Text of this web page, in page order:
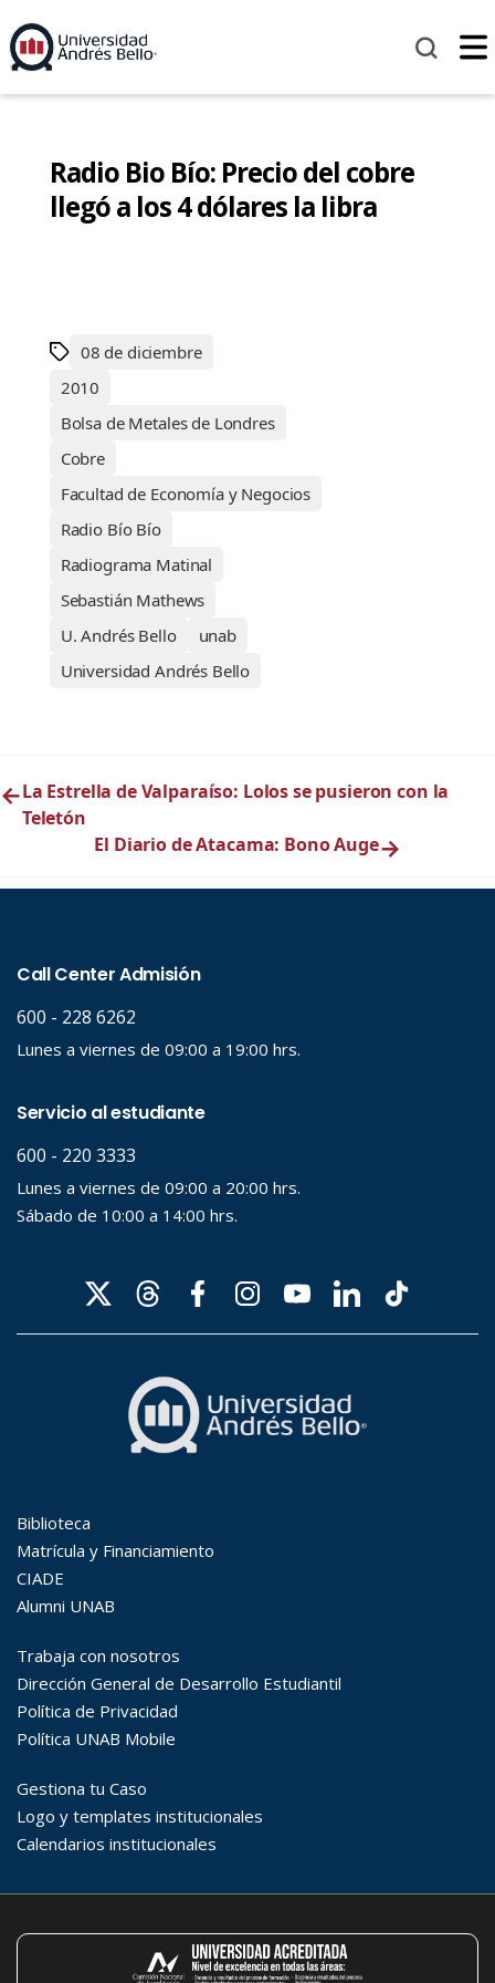
Radio Bio Bío: Precio del cobre
llegó a los 4 dólares la libra
08 de diciembre
2010
Bolsa de Metales de Londres
Cobre
Facultad de Economía y Negocios
Radio Bío Bío
Radiograma Matinal
Sebastián Mathews
U. Andrés Bello
unab
Universidad Andrés Bello
←La Estrella de Valparaíso: Lolos se pusieron con la
Teletón
El Diario de Atacama: Bono Auge→